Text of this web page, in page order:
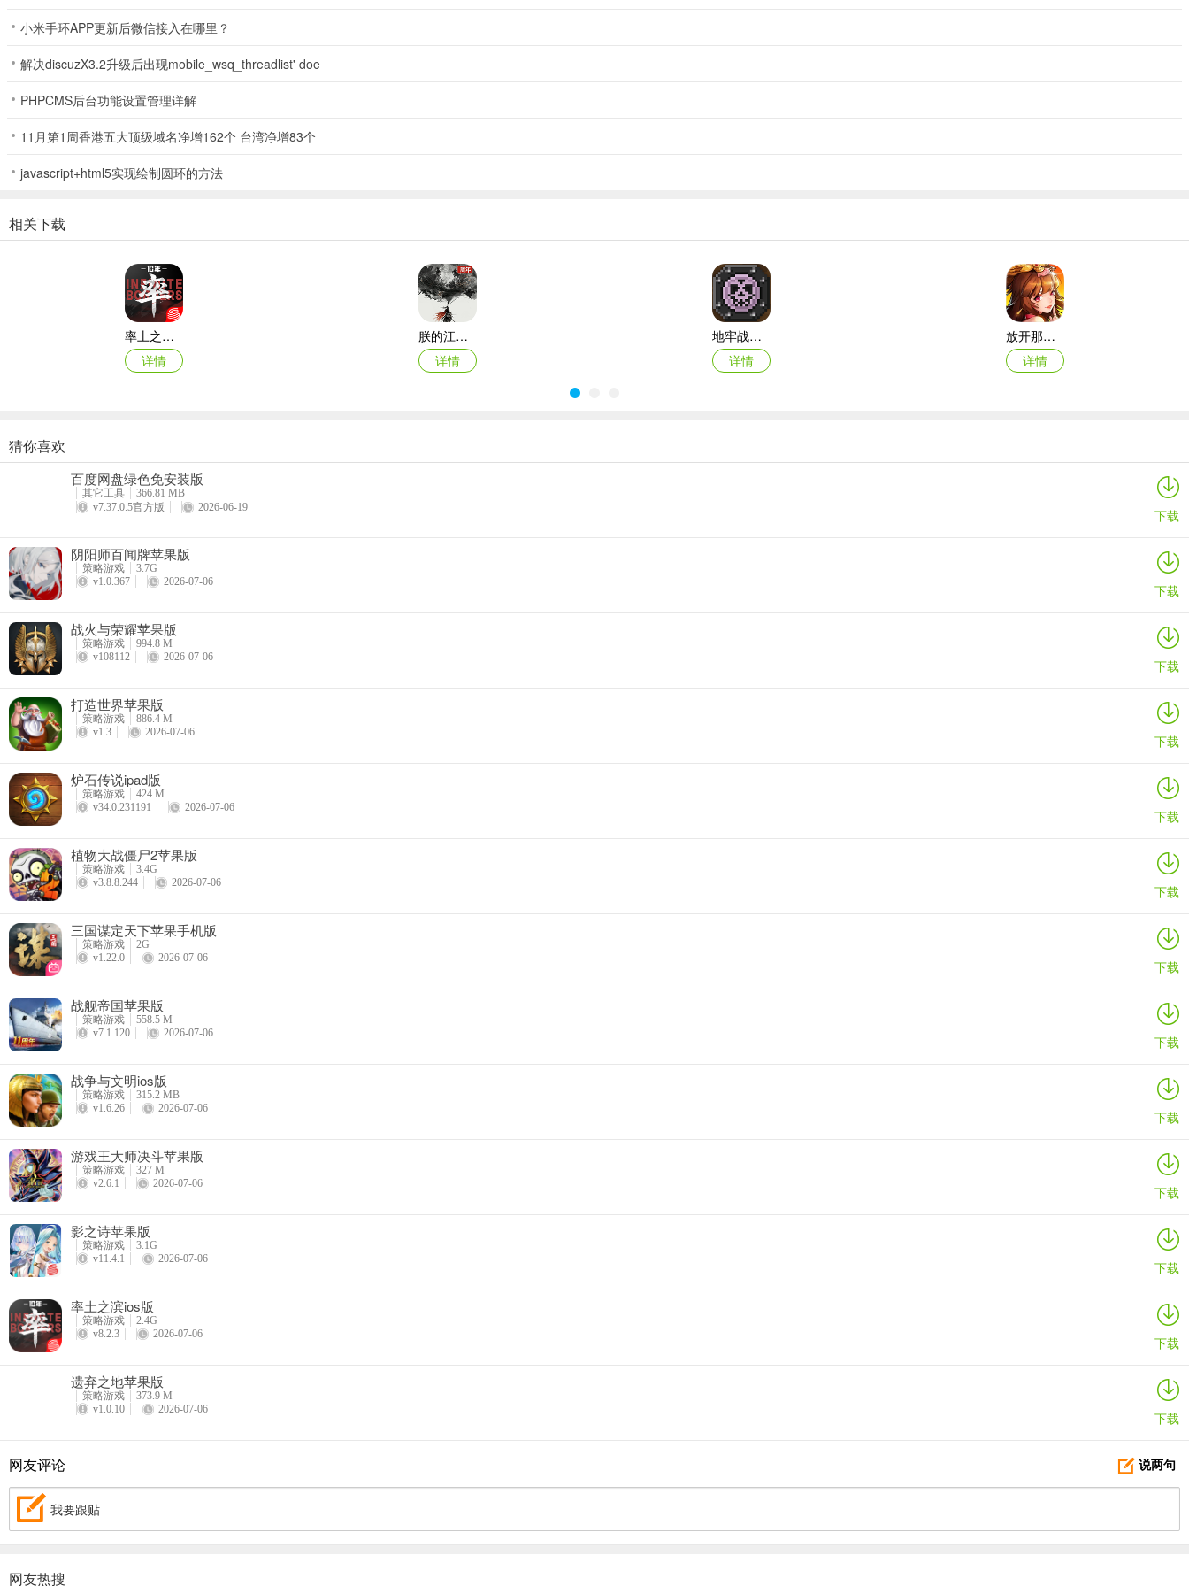
3、开局篇：
战舰帝国一般是上午开服，第一天可以领两次油，加上送的小原油桶，不用买原油基本也能升到22级左右。
大R不用说，抽抽抽!最好先找个区玩着熟悉游戏，等新船的限时活动，比如前段时间出的蒙大拿和现在出的改大和，估计过段时间还有。出了限时船，可以去新区冲排名，基本上如果能抽出5张图纸和第一名奖励的2
每天把油打完，限时征战基本都能推掉6个BOSS。
海盗的宝藏：等到最后一档开启之后再打，非R缺钱也可以打，因为35级开启的勋章还有训练特别耗金币，所以海盗的宝藏最后一档每天打。大R没必要打，开箱子就行了。
大西洋运输线，每天必打。
夺宝奇兵：有更好的配件碎片就去抢吧!目测蓝装碎片一个要抢7次左右，紫装是12次，橙装是30-40次，发动机还要多个一倍左右，所以要先计算好剩余的掠夺令，再去愉快的抢夺。当然，遇到玩家的话，抢到碎片
的概率会提高，如果打得赢就尽情的抢吧。
守卫油田：建议每天最好还是去打。守卫油田的产出其实很不错，有科技图纸、技能手册、钻石、配件、间谍令之类的，基本上打个30波左右产出就比普通打本强了。星期天的守卫油田最好都去打，因为星期天的苏
联舰队属性弱一些，能守卫更多波，获得的奖励也就更多一些，而且越后面的奖励肯定越丰厚。
答题：赶得上就参加呗，想必玩这游戏的军迷都比我懂得多吧，拿个名次能拿不少金币。
非R可以先用5训练弹药一次一次的训练到250生命，然后用3训练弹药+金币一次一次的训练到375生命，这样的话4个属性是全绿的。V7以上的小R就可以先用5训练弹药训练十次到250生命，然后3训练弹药+金币一
次一次训练到350生命，再用3训练弹药+金币的训练十次，这一下也是全绿的。大R不嫌麻烦的话，也能这样，试试20钻训练必成的临界值是多少，我钻石少，没测过。
更新日志
v7.1.120版本
2、助手功能优化
小米手环APP更新后微信接入在哪里？
解决discuzX3.2升级后出现mobile_wsq_threadlist' doe
PHPCMS后台功能设置管理详解
11月第1周香港五大顶级域名净增162个 台湾净增83个
javascript+html5实现绘制圆环的方法
相关下载
率土之滨ipad版
详情
朕的江山ipad版
详情
地牢战争ios版(Dungeon Warfare)
详情
放开那三国2ipad版
详情
帝国霸略March of Empires: Strategy MMO
详情
阴阳师百闻牌苹果版
重返帝国苹果版
重建家园iOS版
猜你喜欢
百度网盘绿色免安装版
其它工具
366.81 MB
v7.37.0.5官方版
2026-06-19 下载
阴阳师百闻牌苹果版
策略游戏
3.7G
v1.0.367
2026-07-06 下载
战火与荣耀苹果版
策略游戏
994.8 M
v108112
2026-07-06 下载
打造世界苹果版
策略游戏
886.4 M
v1.3
2026-07-06 下载
炉石传说ipad版
策略游戏
424 M
v34.0.231191
2026-07-06 下载
植物大战僵尸2苹果版
策略游戏
3.4G
v3.8.8.244
2026-07-06 下载
三国谋定天下苹果手机版
策略游戏
2G
v1.22.0
2026-07-06 下载
战舰帝国苹果版
策略游戏
558.5 M
v7.1.120
2026-07-06 下载
战争与文明ios版
策略游戏
315.2 MB
v1.6.26
2026-07-06 下载
游戏王大师决斗苹果版
策略游戏
327 M
v2.6.1
2026-07-06 下载
影之诗苹果版
策略游戏
3.1G
v11.4.1
2026-07-06 下载
率土之滨ios版
策略游戏
2.4G
v8.2.3
2026-07-06 下载
遗弃之地苹果版
策略游戏
373.9 M
v1.0.10
2026-07-06 下载
说两句
网友评论
我要跟贴
网友热搜